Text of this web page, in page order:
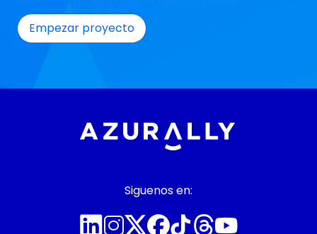
Siguenos en: